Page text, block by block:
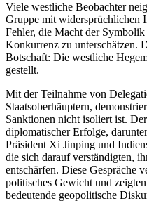
Viele westliche Beobachter
Gruppe mit widersprüchlichen
Fehler, die Macht der
Konkurrenz zu unterschätzen.
Botschaft: Die westliche
gestellt.
Mit der Teilnahme von
Staatsoberhäuptern,
Sanktionen nicht isoliert ist.
diplomatischer Erfolge,
Präsident Xi Jinping und
die sich darauf verständigten,
entschärfen. Diese Gespräche
politisches Gewicht und
bedeutende geopolitische